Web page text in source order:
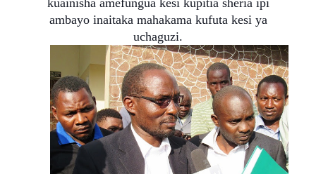
ambayo inaitaka mahakama kufuta kesi ya
uchaguzi.